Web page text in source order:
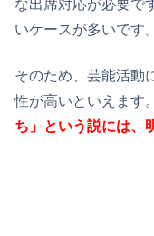
な出席対応が必要で
いケースが多いです。
そのため、芸能活動
性が高いといえます。
ち」という説には、